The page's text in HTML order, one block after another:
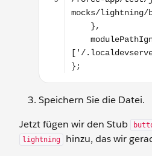
Speichern Sie die Datei.
Jetzt fügen wir den Stub
lightning
hinzu, das wir